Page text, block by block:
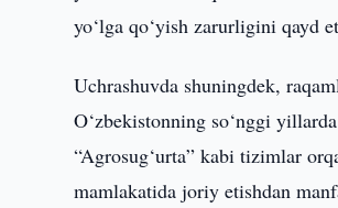
yo‘lga qo‘yish zarurligini qayd
Uchrashuvda shuningdek,
O‘zbekistonning so‘nggi
“Agrosug‘urta” kabi tizimlar
mamlakatida joriy etishdan